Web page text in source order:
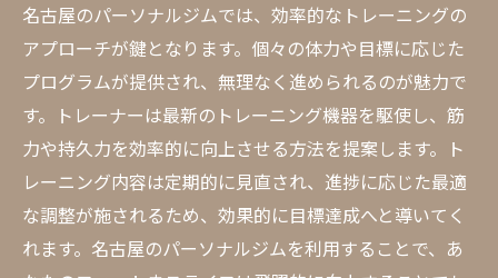
名古屋のパーソナルジムでは、効率的なトレーニングの
アプローチが鍵となります。個々の体力や目標に応じた
プログラムが提供され、無理なく進められるのが魅力で
す。トレーナーは最新のトレーニング機器を駆使し、筋
力や持久力を効率的に向上させる方法を提案します。ト
レーニング内容は定期的に見直され、進捗に応じた最適
な調整が施されるため、効果的に目標達成へと導いてく
れます。名古屋のパーソナルジムを利用することで、あ